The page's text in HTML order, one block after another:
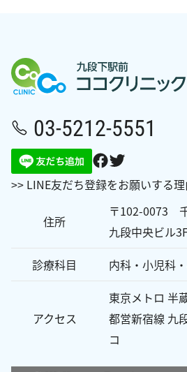
03-5212-5551
>> LINE友だち登録をお願いする
住所
〒102-0073
九段中央ビル
診療科目
内科・小児科
アクセス
東京メトロ 半
都営新宿線
コ